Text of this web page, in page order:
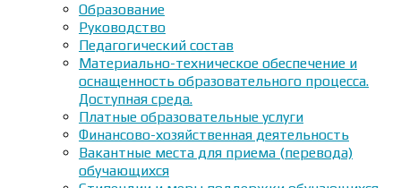
Образование
Руководство
Педагогический состав
Материально-техническое обеспечение и
оснащенность образовательного процесса.
Доступная среда.
Платные образовательные услуги
Финансово-хозяйственная деятельность
Вакантные места для приема (перевода)
обучающихся